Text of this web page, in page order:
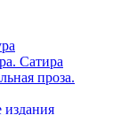
Сатира
проза.
издания